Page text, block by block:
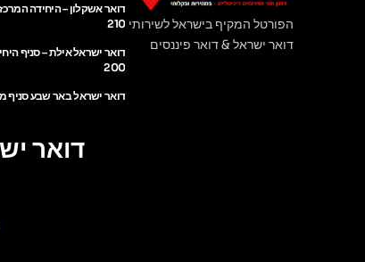
הפורטל המקיף בישראל לשירותי
דואר ישראל & דואר פיננסים
דואר אשקלון – היחידה
210
דואר ישראל אילת – סניף
200
דואר ישראל באר שבע סניף
דואר